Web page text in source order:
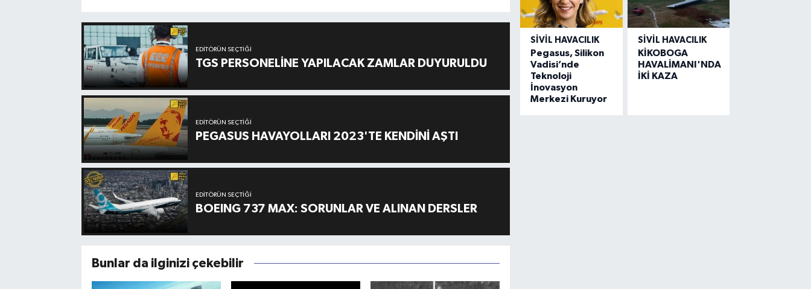
EDITÖRÜN SEÇTIĞI
TGS PERSONELİNE YAPILACAK ZAMLAR DUYURULDU
EDITÖRÜN SEÇTIĞI
PEGASUS HAVAYOLLARI 2023'TE KENDİNİ AŞTI
EDITÖRÜN SEÇTIĞI
BOEING 737 MAX: SORUNLAR VE ALINAN DERSLER
Bunlar da ilginizi çekebilir
SIVIL HAVACILIK
Pegasus, Silikon
Vadisi’nde
Teknoloji
İnovasyon
Merkezi Kuruyor
SIVIL HAVACILIK
KİKOBOGA
HAVALİMANI'NDA
İKİ KAZA